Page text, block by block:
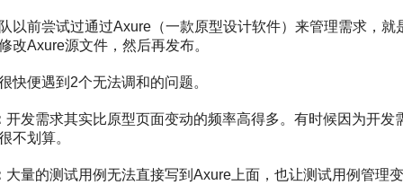
以前尝试过通过Axure（一款原型设计软件）来管理需求，
改Axure源文件，然后再发布。
快便遇到2个无法调和的问题。
开发需求其实比原型页面变动的频率高得多。有时候因为开
不划算。
大量的测试用例无法直接写到Axure上面，也让测试用例管理变